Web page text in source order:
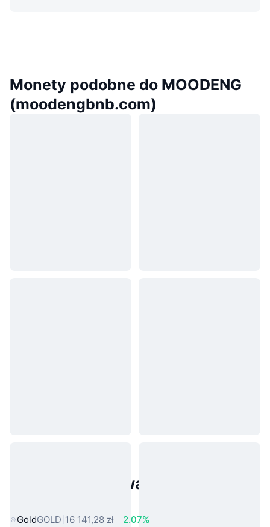
Monety podobne do MOODENG
(moodengbnb.com)
Popularne aktywa ze świata
GoldGOLD 16 141,28 zł 2.07%